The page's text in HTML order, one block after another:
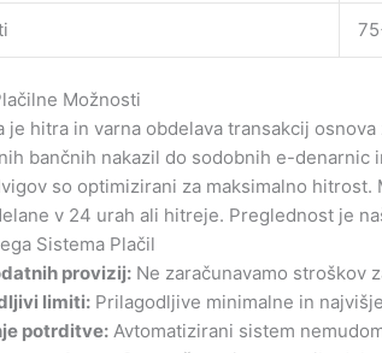
Možnosti
je hitra in varna obdelava transakcij
bančnih nakazil do sodobnih e-
so optimizirani za maksimalno
v 24 urah ali hitreje. Preglednost je
Sistema Plačil
provizij: Ne zaračunavamo stroškov
limiti: Prilagodljive minimalne in
potrditve: Avtomatizirani sistem